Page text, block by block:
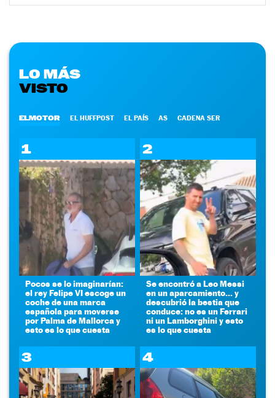
LO MÁS
VISTO
ELMOTOR EL HUFFPOST EL PAÍS AS CADENA SER
1
Pocos se lo imaginarían:
el rey Felipe VI escoge un
coche de una marca
española para moverse
por Palma de Mallorca y
esto es lo que cuesta
2
Se encontró a Leo Messi
en un aparcamiento... y
descubrió la bestia que
conduce: no es un Ferrari
ni un Lamborghini y esto
es lo que cuesta
3 4